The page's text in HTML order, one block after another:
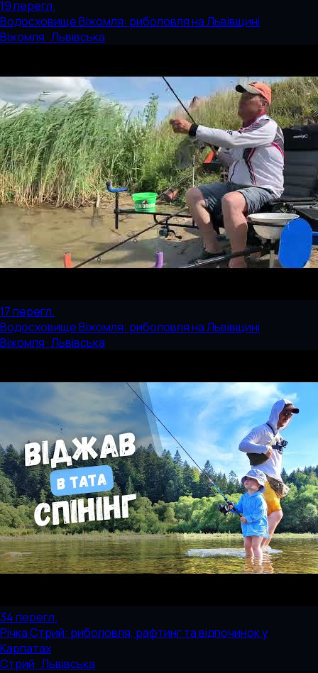
19перегл.
Водосховище Віжомля: риболовля на Львівщині
Віжомля · Львівська
17перегл.
Водосховище Віжомля: риболовля на Львівщині
Віжомля · Львівська
34перегл.
Річка Стрий: риболовля, рафтинг та відпочинок у
Карпатах
Стрий · Львівська